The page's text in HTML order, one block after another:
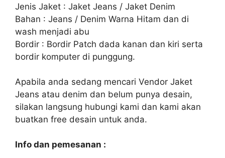
Jenis Jaket : Jaket Jeans / Jaket Denim
Bahan : Jeans / Denim Warna Hitam dan di
wash menjadi abu
Bordir : Bordir Patch dada kanan dan kiri serta
bordir komputer di punggung.
Apabila anda sedang mencari Vendor Jaket
Jeans atau denim dan belum punya desain,
silakan langsung hubungi kami dan kami akan
buatkan free desain untuk anda.
Info dan pemesanan :